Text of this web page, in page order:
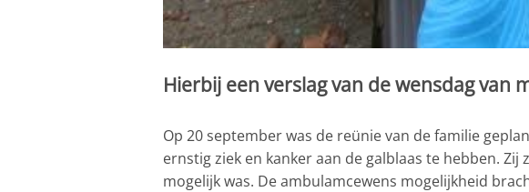
Hierbij een verslag van de wensdag van
Op 20 september was de reünie van de familie
ernstig ziek en kanker aan de galblaas te hebben.
mogelijk was. De ambulamcewens mogelijkheid